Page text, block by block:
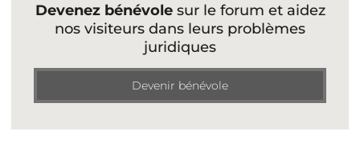
Devenez bénévolesur le forum et aidez
nos visiteurs dans leurs problèmes
juridiques
Devenir bénévole